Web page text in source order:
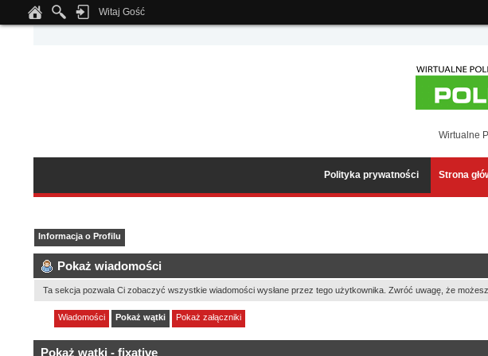
Notice: Undefined index: tapatalk_body_hook in
Witaj Gość
Wirtualne
Polityka prywatności Strona
Informacja o Profilu
Pokaż wiadomości
Ta sekcja pozwala Ci zobaczyć wszystkie wiadomości wysłane przez tego użytkownika. Zwróć uwagę, że
Wiadomości Pokaż wątki Pokaż załączniki
Pokaż wątki - fixative